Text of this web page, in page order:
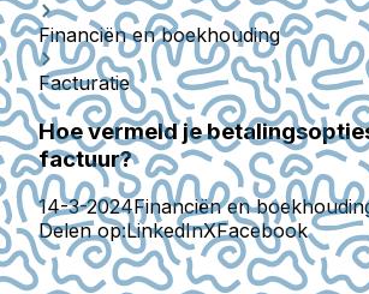
Financiën en boekhouding
Facturatie
Hoe vermeld je
factuur?
14-3-2024Financiën en
Delen op:LinkedInXFacebook